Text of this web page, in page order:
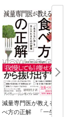
減量専門医が教える 食
べ方の正解 「一生太